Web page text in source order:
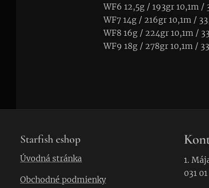
WF6 12,5g / 193gr 10,1m /
WF7 14g / 216gr 10,1m /
WF8 16g / 224gr 10,1m /
WF9 18g / 278gr 10,1m /
Starfish eshop
Úvodná stránka
Obchodné podmienky
1.
031 01